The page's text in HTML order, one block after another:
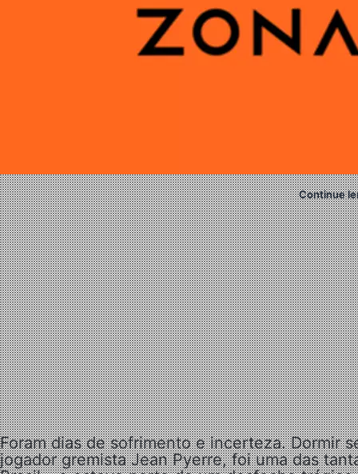
Continue
Foram dias de sofrimento e incerteza. Dormir
jogador gremista Jean Pyerre, foi uma das